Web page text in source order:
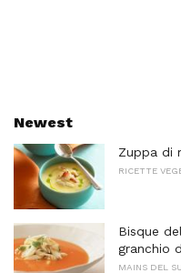
Newest
Zuppa di
RICETTE
Bisque
granchio
MAINS DEL